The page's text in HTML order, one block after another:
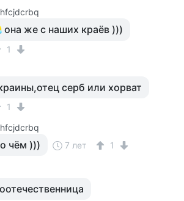
она же с наших краёв )))
1
серб или хорват
1
чём ))) 7 лет 1